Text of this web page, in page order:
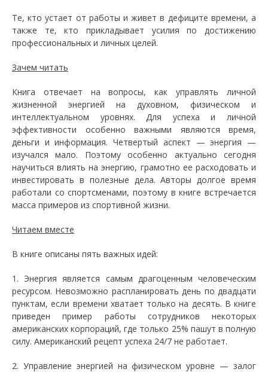
Те, кто устает от работы и живет в дефиците времени, а
также те, кто прикладывает усилия по достижению
профессиональных и личных целей.
Зачем читать
Книга отвечает на вопросы, как управлять личной
жизненной энергией на духовном, физическом и
интеллектуальном уровнях. Для успеха и личной
эффективности особенно важными являются время,
деньги и информация. Четвертый аспект — энергия —
изучался мало. Поэтому особенно актуально сегодня
научиться влиять на энергию, грамотно ее расходовать и
инвестировать в полезные дела. Авторы долгое время
работали со спортсменами, поэтому в книге встречается
масса примеров из спортивной жизни.
Читаем вместе
В книге описаны пять важных идей:
1. Энергия является самым драгоценным человеческим
ресурсом. Невозможно распланировать день по двадцати
пунктам, если времени хватает только на десять. В книге
приведен пример работы сотрудников некоторых
американских корпораций, где только 25% пашут в полную
силу. Американский рецепт успеха 24/7 не работает.
2. Управление энергией на физическом уровне — залог